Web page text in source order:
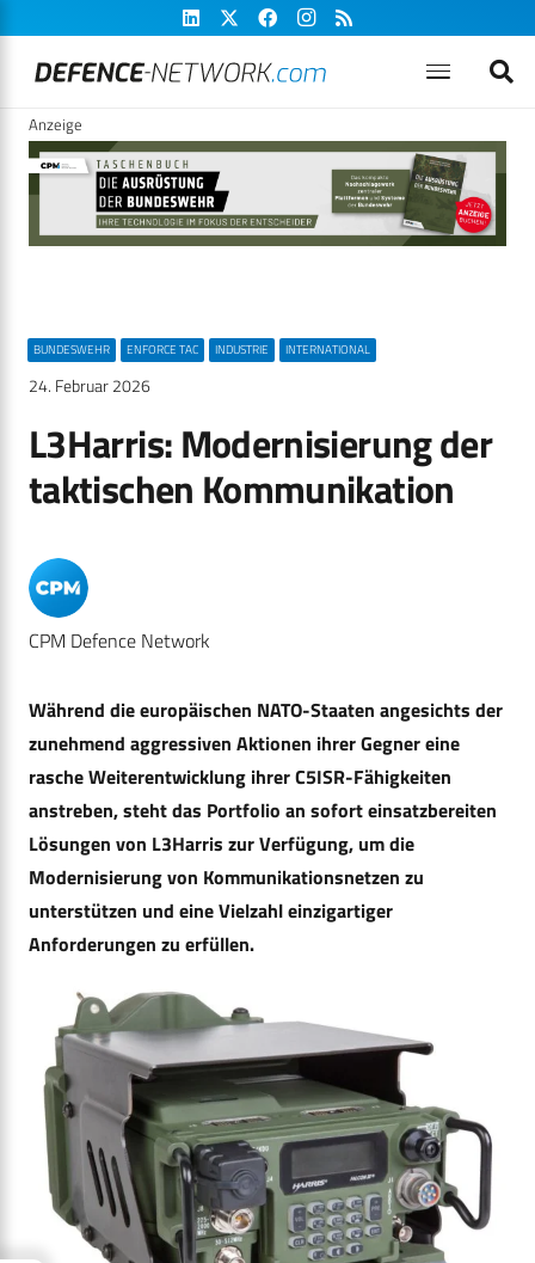
Anzeige
BUNDESWEHR ENFORCE TAC INDUSTRIE INTERNATIONAL
24. Februar 2026
L3Harris: Modernisierung der
taktischen Kommunikation
CPM Defence Network
Während die europäischen NATO-Staaten angesichts der
zunehmend aggressiven Aktionen ihrer Gegner eine
rasche Weiterentwicklung ihrer C5ISR-Fähigkeiten
anstreben, steht das Portfolio an sofort einsatzbereiten
Lösungen von L3Harris zur Verfügung, um die
Modernisierung von Kommunikationsnetzen zu
unterstützen und eine Vielzahl einzigartiger
Anforderungen zu erfüllen.